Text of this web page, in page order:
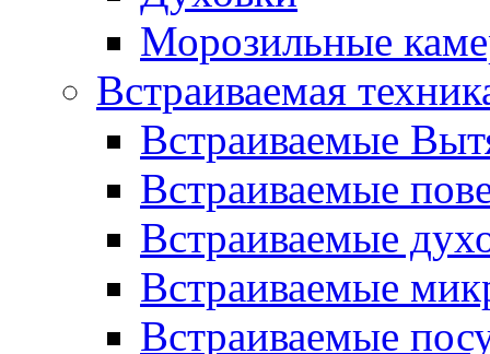
Морозильные
Встраиваемая
Встраиваемые
Встраиваемые
Встраиваемые
Встраиваемые
Встраиваемые